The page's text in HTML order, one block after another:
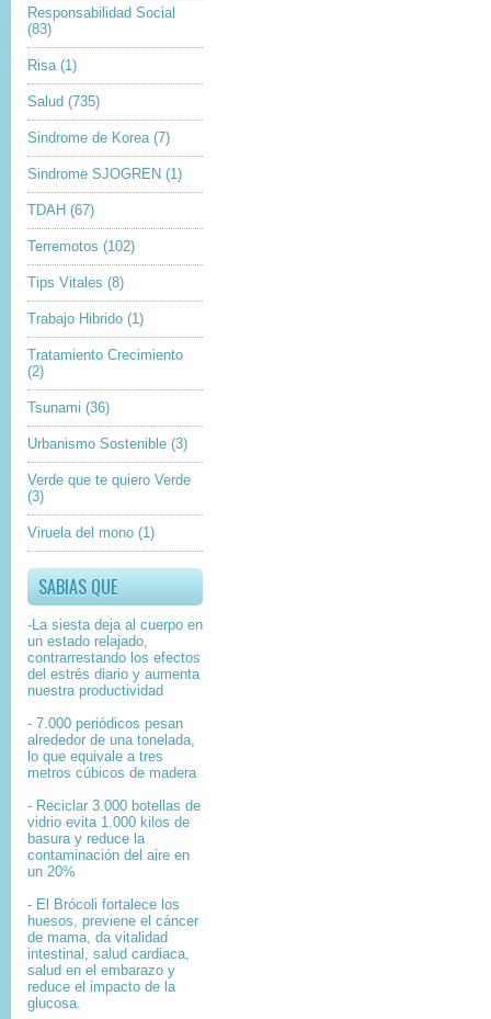
Responsabilidad Social
(83)
Risa (1)
Salud (735)
Sindrome de Korea (7)
Sindrome SJOGREN (1)
TDAH (67)
Terremotos (102)
Tips Vitales (8)
Trabajo Hibrido (1)
Tratamiento Crecimiento
(2)
Tsunami (36)
Urbanismo Sostenible (3)
Verde que te quiero Verde
(3)
Viruela del mono (1)
SABIAS QUE
-La siesta deja al cuerpo en
un estado relajado,
contrarrestando los efectos
del estrés diario y aumenta
nuestra productividad
- 7.000 periódicos pesan
alrededor de una tonelada,
lo que equivale a tres
metros cúbicos de madera
- Reciclar 3.000 botellas de
vidrio evita 1.000 kilos de
basura y reduce la
contaminación del aire en
un 20%
- El Brócoli fortalece los
huesos, previene el cáncer
de mama, da vitalidad
intestinal, salud cardiaca,
salud en el embarazo y
reduce el impacto de la
glucosa.